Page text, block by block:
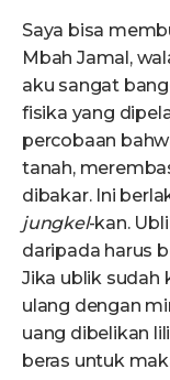
Saya bisa
Mbah Jamal,
aku sangat
fisika yang
percobaan
tanah,
dibakar. Ini
jungkel-kan.
daripada harus
Jika ublik sudah
ulang dengan
uang dibelikan
beras untuk